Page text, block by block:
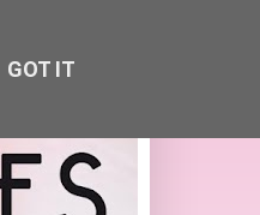
GOT IT